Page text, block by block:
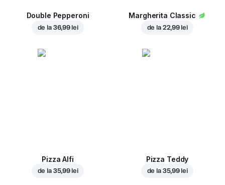
Double Pepperoni
de la 36,99 lei
Margherita Classic
de la 22,99 lei
Pizza Alfi
de la 35,99 lei
Pizza Teddy
de la 35,99 lei